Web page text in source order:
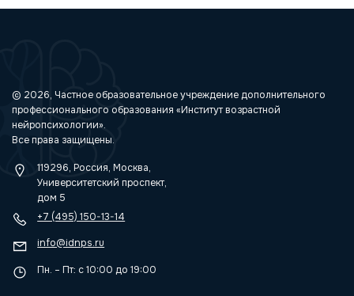
© 2026, Частное образовательное учреждение дополнительного
профессионального образования «Институт возрастной
нейропсихологии».
Все права защищены.
119296, Россия, Москва,
Университетский проспект,
дом 5
+7 (495) 150-13-14
info@idnps.ru
Пн. – Пт: с 10:00 до 19:00